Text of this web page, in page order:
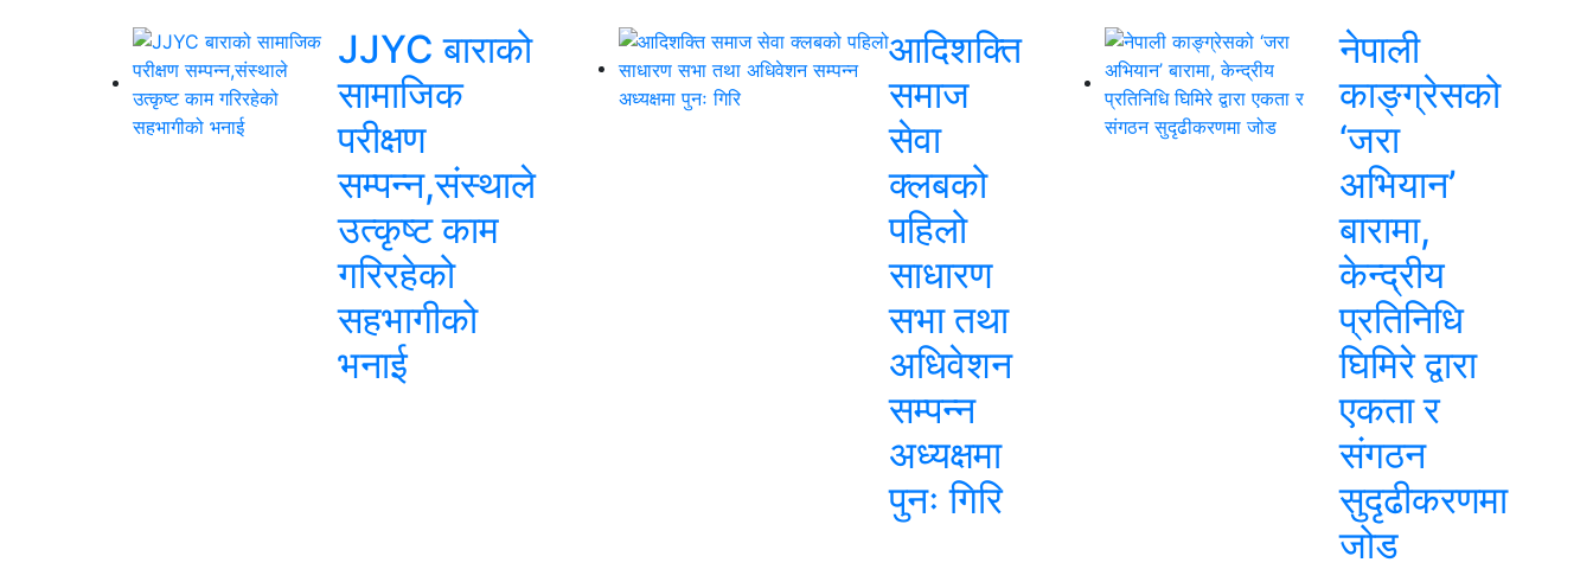
JJYC बाराको
सामाजिक
परीक्षण
सम्पन्न,संस्थाले
उत्कृष्ट काम
गरिरहेको
सहभागीको
भनाई
आदिशक्ति
समाज
सेवा
क्लबको
पहिलो
साधारण
सभा तथा
अधिवेशन
सम्पन्न
अध्यक्षमा
पुनः गिरि
नेपाली
काङ्ग्रेसको
‘जरा
अभियान’
बारामा,
केन्द्रीय
प्रतिनिधि
घिमिरे द्वारा
एकता र
संगठन
सुदृढीकरणमा
जोड